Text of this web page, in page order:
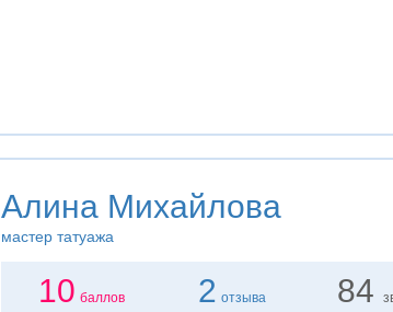
Алина Михайлова
мастер татуажа
10 баллов 2 отзыва 84